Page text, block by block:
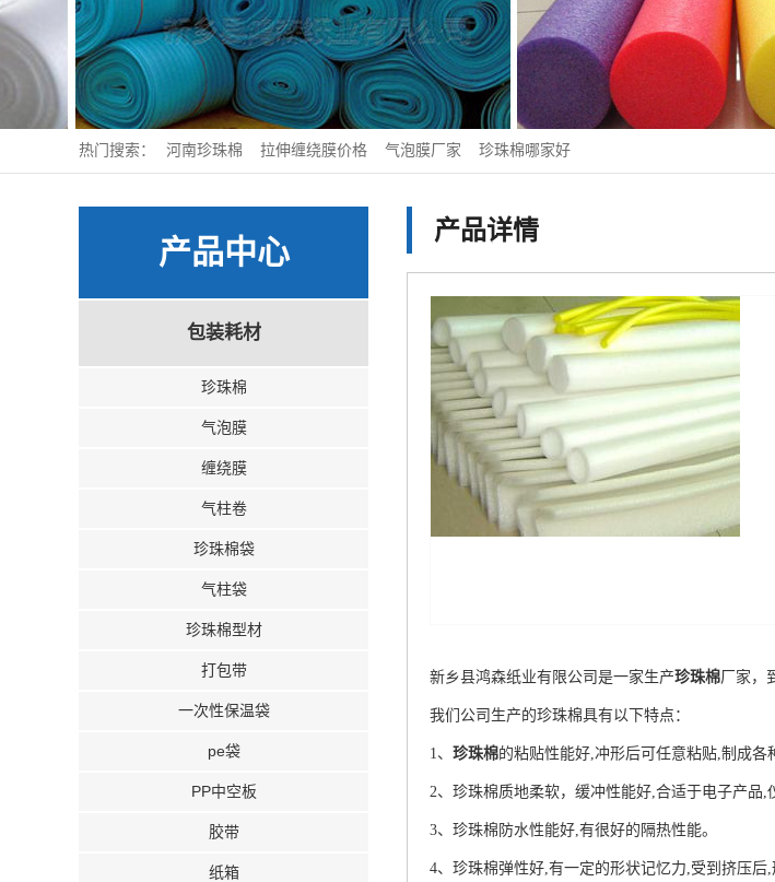
热门搜索： 河南珍珠棉 拉伸缠绕膜价格 气泡膜厂家 珍珠棉哪家好
产品中心
包装耗材
珍珠棉
气泡膜
缠绕膜
气柱卷
珍珠棉袋
气柱袋
珍珠棉型材
打包带
一次性保温袋
pe袋
PP中空板
胶带
纸箱
产品详情
新乡县鸿森纸业有限公司是一家生产珍珠棉厂家，
我们公司生产的珍珠棉具有以下特点：
1、 珍珠棉的粘贴性能好,冲形后可任意粘贴,制成各
2、珍珠棉质地柔软，缓冲性能好,合适于电子产品,
3、珍珠棉防水性能好,有很好的隔热性能。
4、珍珠棉弹性好,有一定的形状记忆力,受到挤压后,